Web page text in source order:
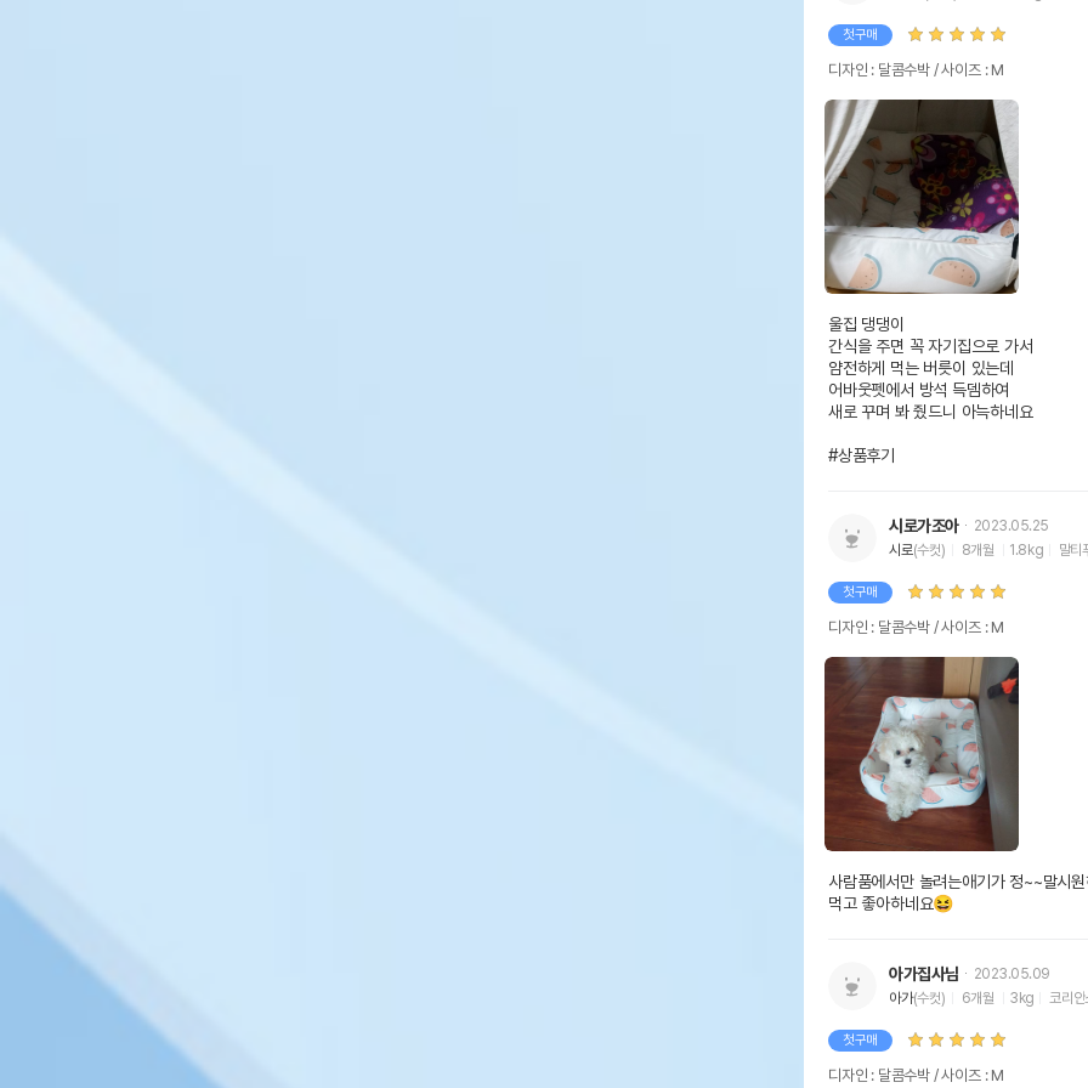
첫구매
디자인 : 달콤수박 / 사이즈 : M
울집 댕댕이
간식을 주면 꼭 자기집으로 가서
얌전하게 먹는 버릇이 있는데
어바웃펫에서 방석 득뎀하여
새로 꾸며 봐 줬드니 아늑하네요
#상품후기
시로가조아
2023.05.25
시로(수컷) 8개월 1.8kg 말티
첫구매
디자인 : 달콤수박 / 사이즈 : M
사람품에서만 놀려는애기가 정~~말시
먹고 좋아하네요😆
아가집사님
2023.05.09
아가(수컷) 6개월 3kg 코리안
첫구매
디자인 : 달콤수박 / 사이즈 : M